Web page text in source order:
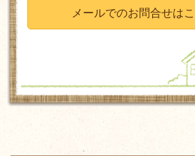
メールでのお問合せは